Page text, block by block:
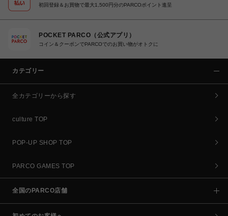
初回登録＆お買物で最大1,500円分のPARCOポイント進呈
POCKET PARCO（公式アプリ）
コイン＆クーポンでPARCOでのお買い物がオトクに
カテゴリー
全カテゴリーから探す
culture TOP
POP-UP SHOP TOP
PARCO GAMES TOP
全国のPARCO店舗